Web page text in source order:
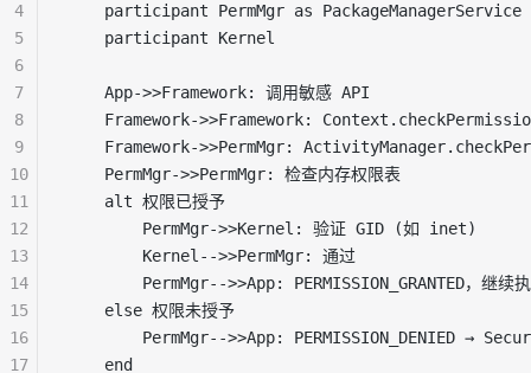
participant PermMgr as PackageManagerService
    participant Kernel
    App->>Framework: 调用敏感 API
Framework->>Framework:
Framework->>PermMgr:
    PermMgr->>PermMgr: 检查内存权限表
    alt 权限已授予
        PermMgr->>Kernel: 验证 GID (如 inet)
        Kernel-->>PermMgr: 通过
PermMgr-->>App: PERMISSION_GRANTED，继续
    else 权限未授予
PermMgr-->>App: PERMISSION_DENIED →
    end
4
5
6
7
8
9
10
11
12
13
14
15
16
17